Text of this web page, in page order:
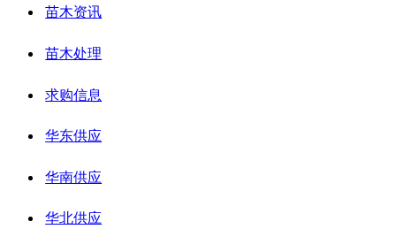
苗木资讯
苗木处理
求购信息
华东供应
华南供应
华北供应